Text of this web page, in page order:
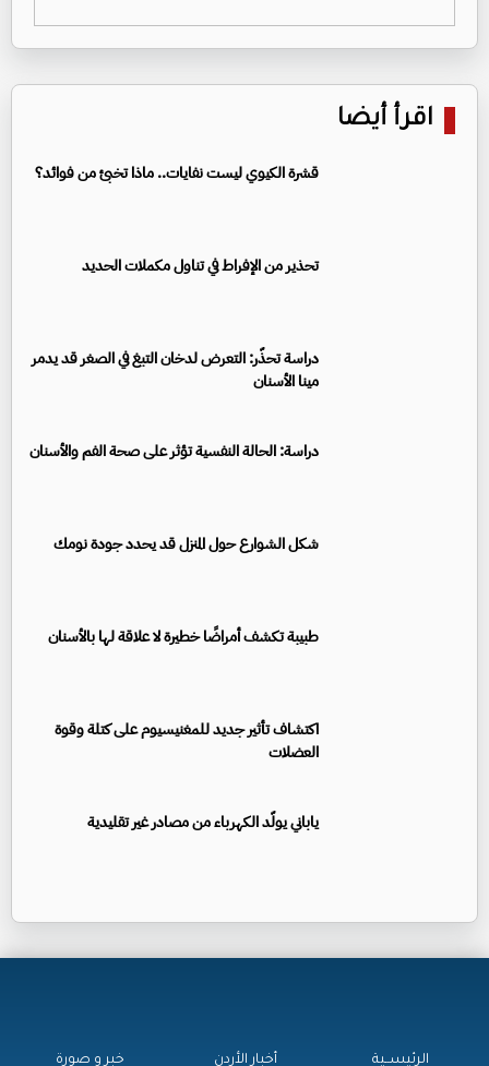
اقرأ أيضا
قشرة الكيوي ليست نفايات.. ماذا تخبئ من فوائد؟
تحذير من الإفراط في تناول مكملات الحديد
دراسة تحذّر: التعرض لدخان التبغ في الصغر قد يدمر
مينا الأسنان
دراسة: الحالة النفسية تؤثر على صحة الفم والأسنان
شكل الشوارع حول المنزل قد يحدد جودة نومك
طبيبة تكشف أمراضًا خطيرة لا علاقة لها بالأسنان
اكتشاف تأثير جديد للمغنيسيوم على كتلة وقوة
العضلات
ياباني يولّد الكهرباء من مصادر غير تقليدية
الرئيســية أخبار الأردن خبر و صورة